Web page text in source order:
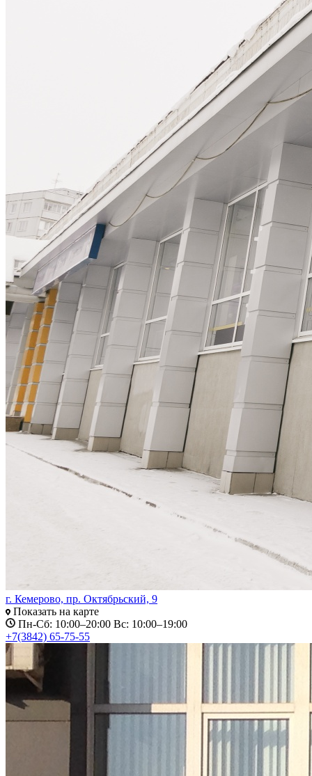
г. Кемерово, пр. Октябрьский, 9
Показать на карте
Пн-Сб: 10:00–20:00 Вс: 10:00–19:00
+7(3842) 65-75-55